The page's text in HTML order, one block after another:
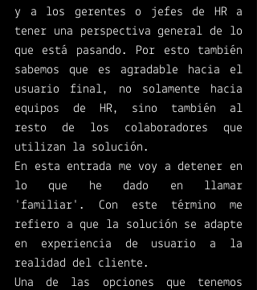
y a los gerentes o jefes de HR a
tener una perspectiva general de lo
que está pasando. Por esto también
sabemos que es agradable hacia el
usuario final, no solamente hacia
equipos de HR, sino también al
resto de los colaboradores que
utilizan la solución.
En esta entrada me voy a detener en
lo que he dado en llamar
'familiar'. Con este término me
refiero a que la solución se adapte
en experiencia de usuario a la
realidad del cliente.
Una de las opciones que tenemos